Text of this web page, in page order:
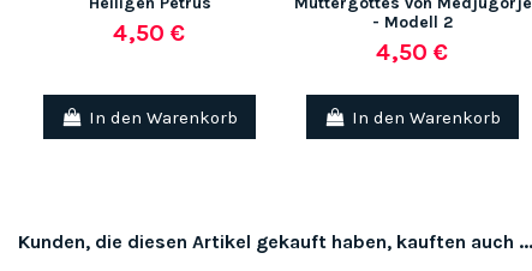
4,50 €
In den Warenkorb
- Modell 2
4,50 €
In den Warenkorb
Kunden, die diesen Artikel gekauft haben, kauften auch ...